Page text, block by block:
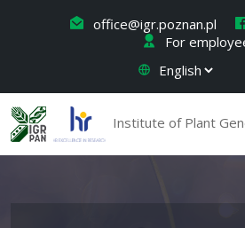
office@igr.poznan.pl
For
Institute of Plant